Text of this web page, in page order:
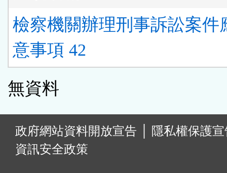
檢察機關辦理刑事訴訟案件
意事項 42
無資料
政府網站資料開放宣告
隱私權保護
資訊安全政策